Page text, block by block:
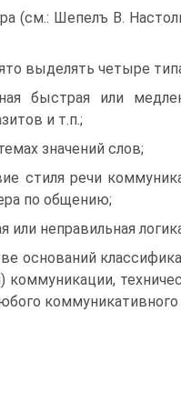
(см.: Шепелъ В.
выделять четыре
быстрая или
и т.п.;
значений слов;
стиля речи
по общению;
или неправильная
оснований
коммуникативного